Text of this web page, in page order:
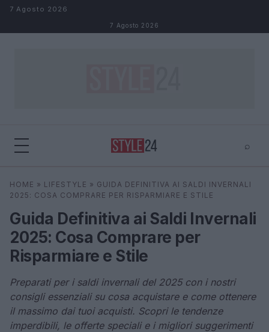
Salta al contenuto
7 Agosto 2026
7 Agosto 2026
⌕
Cerca ⌕ ×
HOME » LIFESTYLE » GUIDA DEFINITIVA AI SALDI INVERNALI
2025: COSA COMPRARE PER RISPARMIARE E STILE
Guida Definitiva ai Saldi Invernali
2025: Cosa Comprare per
Risparmiare e Stile
Preparati per i saldi invernali del 2025 con i nostri
consigli essenziali su cosa acquistare e come ottenere
il massimo dai tuoi acquisti. Scopri le tendenze
imperdibili, le offerte speciali e i migliori suggerimenti